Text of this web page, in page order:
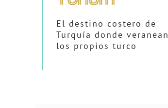
El destino costero de
Turquía donde veranean
los propios turco